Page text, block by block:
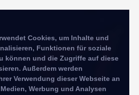
Cookies, um Inhalte und
Funktionen für soziale
können und die Zugriffe auf diese
Außerdem werden
Verwendung dieser Webseite an
Werbung und Analysen